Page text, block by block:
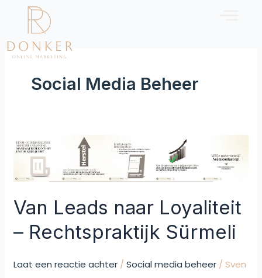
inhoud
Social Media Beheer
Van Leads naar Loyaliteit
– Rechtspraktijk Sürmeli
Laat een reactie achter /Social media beheer /Sven
Van
Leads
Loyaliteit
Rechtspraktijk
Sürmeli